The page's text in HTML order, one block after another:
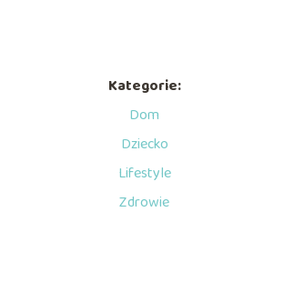
Kategorie:
Dom
Dziecko
Lifestyle
Zdrowie